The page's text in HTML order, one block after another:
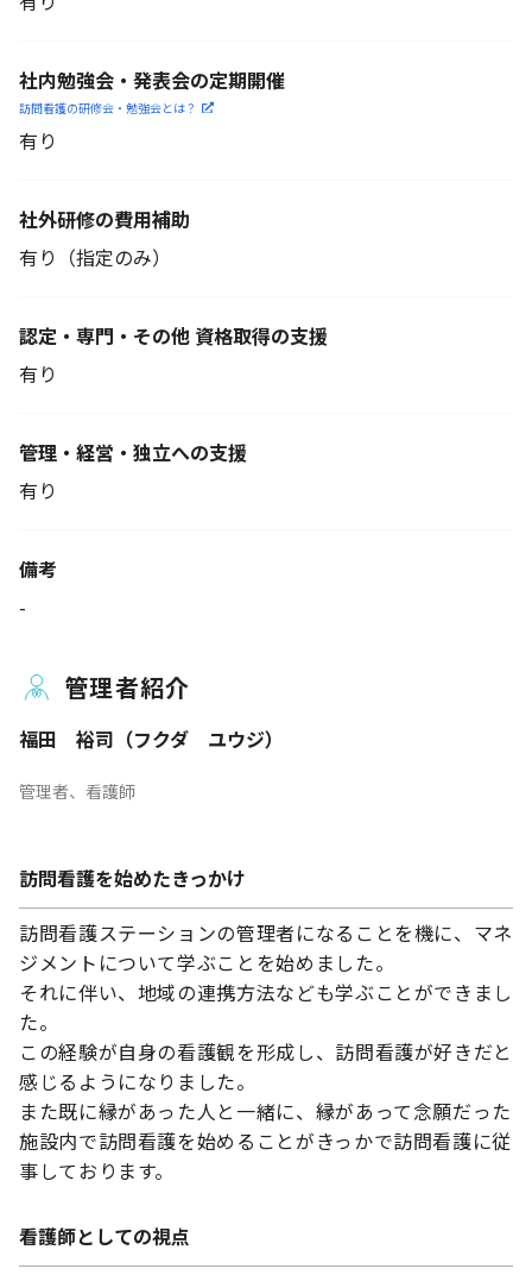
社内勉強会・発表会の定期開催
訪問看護の研修会・勉強会とは？
有り
社外研修の費用補助
有り（指定のみ）
認定・専門・その他 資格取得の支援
有り
管理・経営・独立への支援
有り
備考
-
管理者紹介
福田 裕司（フクダ ユウジ）
管理者、看護師
訪問看護を始めたきっかけ
訪問看護ステーションの管理者になることを機に、マネ
ジメントについて学ぶことを始めました。
それに伴い、地域の連携方法なども学ぶことができまし
た。
この経験が自身の看護観を形成し、訪問看護が好きだと
感じるようになりました。
また既に縁があった人と一緒に、縁があって念願だった
施設内で訪問看護を始めることがきっかで訪問看護に従
事しております。
看護師としての視点